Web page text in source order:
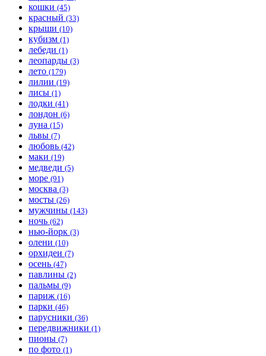
кошки (45)
красный (33)
крыши (10)
кубизм (1)
лебеди (1)
леопарды (3)
лето (179)
лилии (19)
лисы (1)
лодки (41)
лондон (6)
луна (15)
львы (7)
любовь (42)
маки (19)
медведи (5)
море (91)
москва (3)
мосты (26)
мужчины (143)
ночь (62)
нью-йорк (3)
олени (10)
орхидеи (7)
осень (47)
павлины (2)
пальмы (9)
париж (16)
парки (46)
парусники (36)
передвижники (1)
пионы (7)
по фото (1)